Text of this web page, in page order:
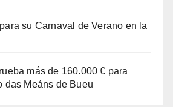
su Carnaval de Verano en la
más de 160.000 € para
das Meáns de Bueu